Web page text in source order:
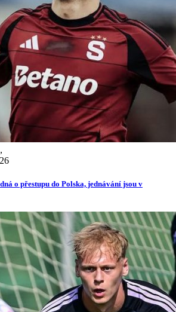
,
o přestupu do Polska, jednávání jsou v